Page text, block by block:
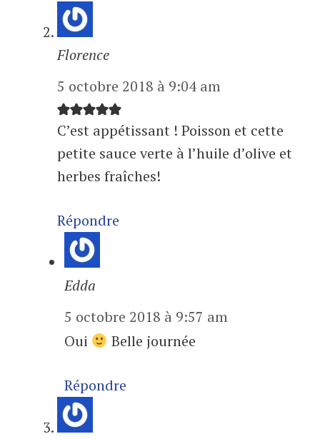
Florence
5 octobre 2018 à 9:04 am
C’est appétissant ! Poisson et cette
petite sauce verte à l’huile d’olive et
herbes fraîches!
Répondre
Edda
5 octobre 2018 à 9:57 am
Oui
Belle journée
Répondre